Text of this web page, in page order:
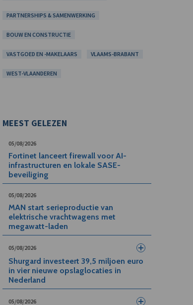
PARTNERSHIPS & SAMENWERKING
BOUW EN CONSTRUCTIE
VASTGOED EN -MAKELAARS VLAAMS-BRABANT
WEST-VLAANDEREN
MEEST GELEZEN
05/08/2026
Fortinet lanceert firewall voor AI-
infrastructuren en lokale SASE-
beveiliging
05/08/2026
MAN start serieproductie van
elektrische vrachtwagens met
megawatt-laden
05/08/2026
Shurgard investeert 39,5 miljoen euro
in vier nieuwe opslaglocaties in
Nederland
05/08/2026